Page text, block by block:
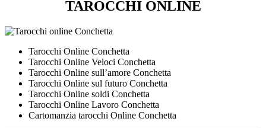
TAROCCHI ONLINE
Tarocchi Online Conchetta
Tarocchi Online Veloci Conchetta
Tarocchi Online sull’amore Conchetta
Tarocchi Online sul futuro Conchetta
Tarocchi Online soldi Conchetta
Tarocchi Online Lavoro Conchetta
Cartomanzia tarocchi Online Conchetta